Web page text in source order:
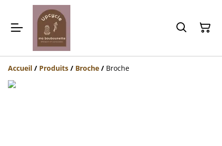
Accueil / Produits / Broche / Broche